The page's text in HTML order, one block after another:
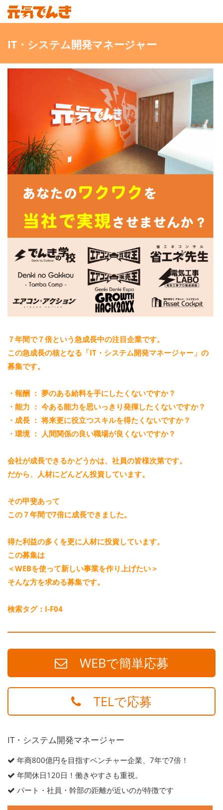
IT・システム開発マネージャー
７年間で７倍という急成長中の注目企業です。
この急成長の核となる「IT・システム開発マネージャー」の
募集です。
・報酬 ： 夢のある給料を手にしたくないですか？
・能力 ： 今ある能力を思いっきり発揮したくないですか？
・成長 ： 将来更に役立つスキルを得たくないですか？
・環境 ： 人間関係の良い職場が良くないですか？
会社が成長できるかどうかは、社員の皆様次第です。
だから、人材にどんどん投資しています。
その甲斐あって
この７年間で7倍に成長できました。
得た利益の多くを更に人材に投資しています。
この募集は
＜WEBを使って新しい事業を作り上げたい＞
そんな方を求める募集です。
検索タグ：I-F04
WEBで簡単応募
TELで応募
IT・システム開発マネージャー
年商800億円を目指すベンチャー企業、7年で7倍！
年間休日120日！働きやすさも重視。
パート・社員・幹部の距離が近いのが特徴です